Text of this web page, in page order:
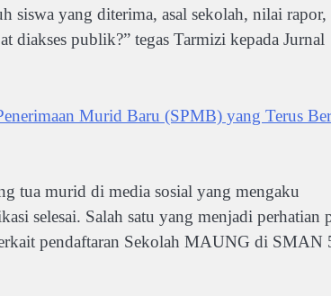
siswa yang diterima, asal sekolah, nilai rapor,
diakses publik?” tegas Tarmizi kepada Jurnal
Murid Baru (SPMB) yang Terus
tua murid di media sosial yang mengaku
selesai. Salah satu yang menjadi perhatian
pendaftaran Sekolah MAUNG di SMAN